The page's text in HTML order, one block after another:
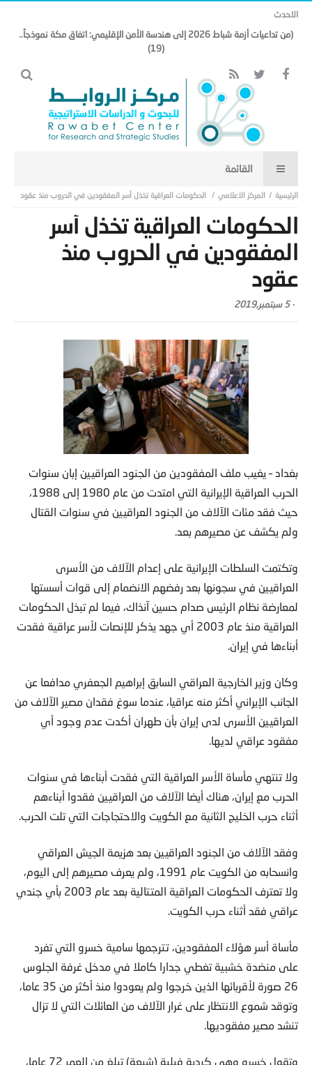
الاحدث
(من تداعيات أزمة شباط 2026 إلى هندسة الأمن الإقليمي: اتفاق مكة نموذجاً..
(19)
المركز الاعلامي الحكومات العراقية تخذل أسر المفقودين في الحروب منذ عقود
الحكومات العراقية تخذل أسر
المفقودين في الحروب منذ
عقود
-5 سبتمبر,2019
بغداد – يغيب ملف المفقودين من الجنود العراقيين إبان سنوات
الحرب العراقية الإيرانية التي امتدت من عام 1980 إلى 1988،
حيث فقد مئات الآلاف من الجنود العراقيين في سنوات القتال
ولم يكشف عن مصيرهم بعد.
وتكتمت السلطات الإيرانية على إعدام الآلاف من الأسرى
العراقيين في سجونها بعد رفضهم الانضمام إلى قوات أسستها
لمعارضة نظام الرئيس صدام حسين آنذاك، فيما لم تبذل الحكومات
العراقية منذ عام 2003 أي جهد يذكر للإنصات لأسر عراقية فقدت
أبناءها في إيران.
وكان وزير الخارجية العراقي السابق إبراهيم الجعفري مدافعا عن
الجانب الإيراني أكثر منه عراقيا، عندما سوغ فقدان مصير الآلاف من
العراقيين الأسرى لدى إيران بأن طهران أكدت عدم وجود أي
مفقود عراقي لديها.
ولا تنتهي مأساة الأسر العراقية التي فقدت أبناءها في سنوات
الحرب مع إيران، هناك أيضا الآلاف من العراقيين فقدوا أبناءهم
أثناء حرب الخليج الثانية مع الكويت والاحتجاجات التي تلت الحرب.
وفقد الآلاف من الجنود العراقيين بعد هزيمة الجيش العراقي
وانسحابه من الكويت عام 1991، ولم يعرف مصيرهم إلى اليوم،
ولا تعترف الحكومات العراقية المتتالية بعد عام 2003 بأي جندي
عراقي فقد أثناء حرب الكويت.
مأساة أسر هؤلاء المفقودين، تترجمها سامية خسرو التي تفرد
على منضدة خشبية تغطي جدارا كاملا في مدخل غرفة الجلوس
26 صورة لأقربائها الذين خرجوا ولم يعودوا منذ أكثر من 35 عاما،
وتوقد شموع الانتظار على غرار الآلاف من العائلات التي لا تزال
تنشد مصير مفقوديها.
وتقول خسرو وهي كردية فيلية (شيعة) تبلغ من العمر 72 عاما،